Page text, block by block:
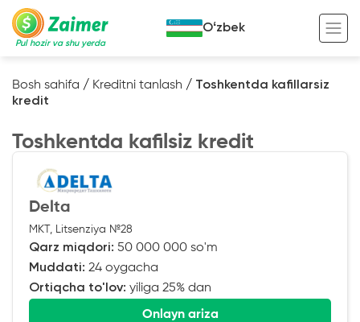
Pul hozir va shu yerda
Avto garov evaziga kredit
Ko’chmas mulk garov evaziga kredit
Maxsus texnika garov evaziga kredit
Kredit onlayn
Tadbirkorlar uchun onlayn kredit
O‘zini o‘zi band qilganlar uchun onlayn
Foydali
Kreditingizning hayotiy tsikli
Kalkulyator
Oʻzbek
Bosh sahifa / Kreditni tanlash / Toshkentda kafillarsiz
kredit
Toshkentda kafilsiz kredit
Delta
MKT, Litsenziya №28
Qarz miqdori: 50 000 000 so'm
Muddati: 24 oygacha
Ortiqcha to'lov: yiliga 25% dan
Onlayn ariza